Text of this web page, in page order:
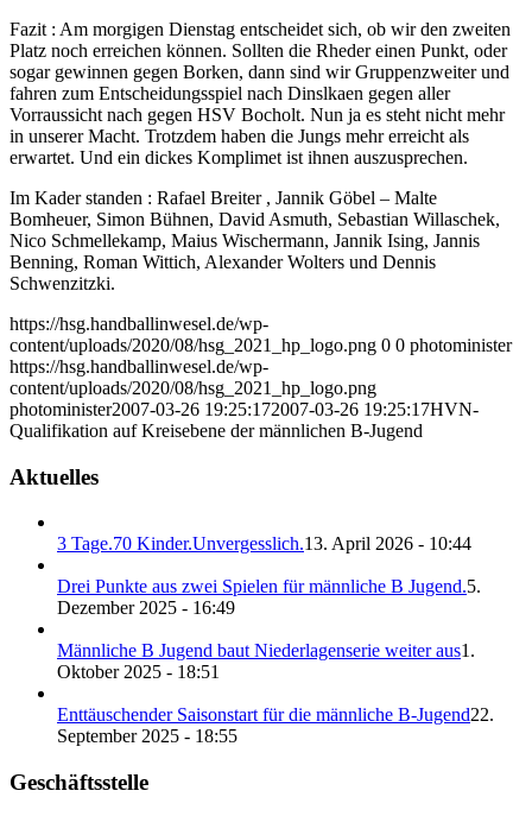
Fazit : Am morgigen Dienstag entscheidet sich, ob wir den zweiten
Platz noch erreichen können. Sollten die Rheder einen Punkt, oder
sogar gewinnen gegen Borken, dann sind wir Gruppenzweiter und
fahren zum Entscheidungsspiel nach Dinslkaen gegen aller
Vorraussicht nach gegen HSV Bocholt. Nun ja es steht nicht mehr
in unserer Macht. Trotzdem haben die Jungs mehr erreicht als
erwartet. Und ein dickes Komplimet ist ihnen auszusprechen.
Im Kader standen : Rafael Breiter , Jannik Göbel – Malte
Bomheuer, Simon Bühnen, David Asmuth, Sebastian Willaschek,
Nico Schmellekamp, Maius Wischermann, Jannik Ising, Jannis
Benning, Roman Wittich, Alexander Wolters und Dennis
Schwenzitzki.
https://hsg.handballinwesel.de/wp-
content/uploads/2020/08/hsg_2021_hp_logo.png 0 0 photominister
https://hsg.handballinwesel.de/wp-
content/uploads/2020/08/hsg_2021_hp_logo.png
photominister2007-03-26 19:25:172007-03-26 19:25:17HVN-
Qualifikation auf Kreisebene der männlichen B-Jugend
Aktuelles
3 Tage.70 Kinder.Unvergesslich.13. April 2026 - 10:44
Drei Punkte aus zwei Spielen für männliche B Jugend.5.
Dezember 2025 - 16:49
Männliche B Jugend baut Niederlagenserie weiter aus1.
Oktober 2025 - 18:51
Enttäuschender Saisonstart für die männliche B-Jugend22.
September 2025 - 18:55
Geschäftsstelle